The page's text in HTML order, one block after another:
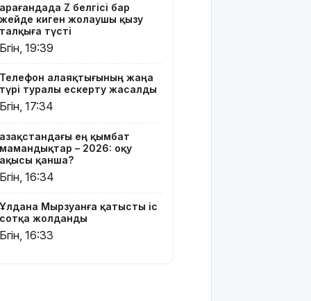
айналды
Жасанды
интеллектіні
міндеттейтін
болып
жатыр
Грант
иегерлерінің
тізімі шықты
блогер
Астанада
былапыт
Қарағандада Z белгісі бар
жейде киген жолаушы қызу
талқыға түсті
Бүгін, 19:39
Телефон алаяқтығының жаңа
түрі туралы ескерту жасалды
Бүгін, 17:34
Қазақстандағы ең қымбат
мамандықтар – 2026: оқу
ақысы қанша?
Бүгін, 16:34
Ұлдана Мырзуанға қатысты іс
сотқа жолданды
Бүгін, 16:33